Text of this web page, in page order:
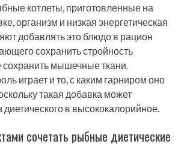
котлеты, приготовленные на
организм и низкая энергетическая
добавлять это блюдо в рацион
сохранить стройность
сохранить мышечные ткани.
играет и то, с каким гарниром оно
такая добавка может
диетического в высококалорийное.
сочетать рыбные диетические